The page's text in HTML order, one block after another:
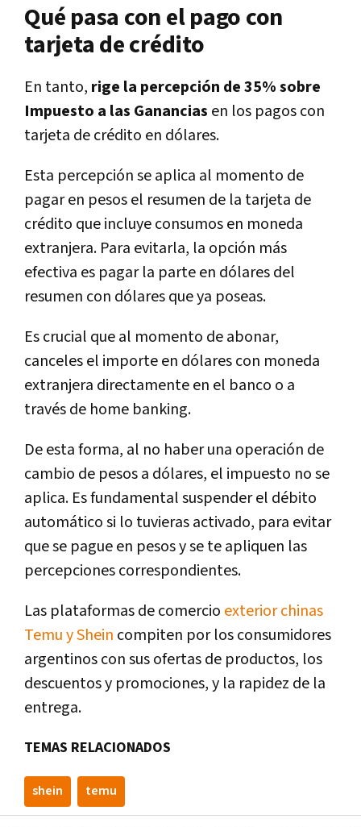
Qué pasa con el pago con
tarjeta de crédito
En tanto, rige la percepción de 35% sobre
Impuesto a las Ganancias en los pagos con
tarjeta de crédito en dólares.
Esta percepción se aplica al momento de
pagar en pesos el resumen de la tarjeta de
crédito que incluye consumos en moneda
extranjera. Para evitarla, la opción más
efectiva es pagar la parte en dólares del
resumen con dólares que ya poseas.
Es crucial que al momento de abonar,
canceles el importe en dólares con moneda
extranjera directamente en el banco o a
través de home banking.
De esta forma, al no haber una operación de
cambio de pesos a dólares, el impuesto no se
aplica. Es fundamental suspender el débito
automático si lo tuvieras activado, para evitar
que se pague en pesos y se te apliquen las
percepciones correspondientes.
Las plataformas de comercio exterior chinas
Temu y Shein compiten por los consumidores
argentinos con sus ofertas de productos, los
descuentos y promociones, y la rapidez de la
entrega.
TEMAS RELACIONADOS
shein temu